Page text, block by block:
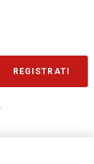
REGISTRATI